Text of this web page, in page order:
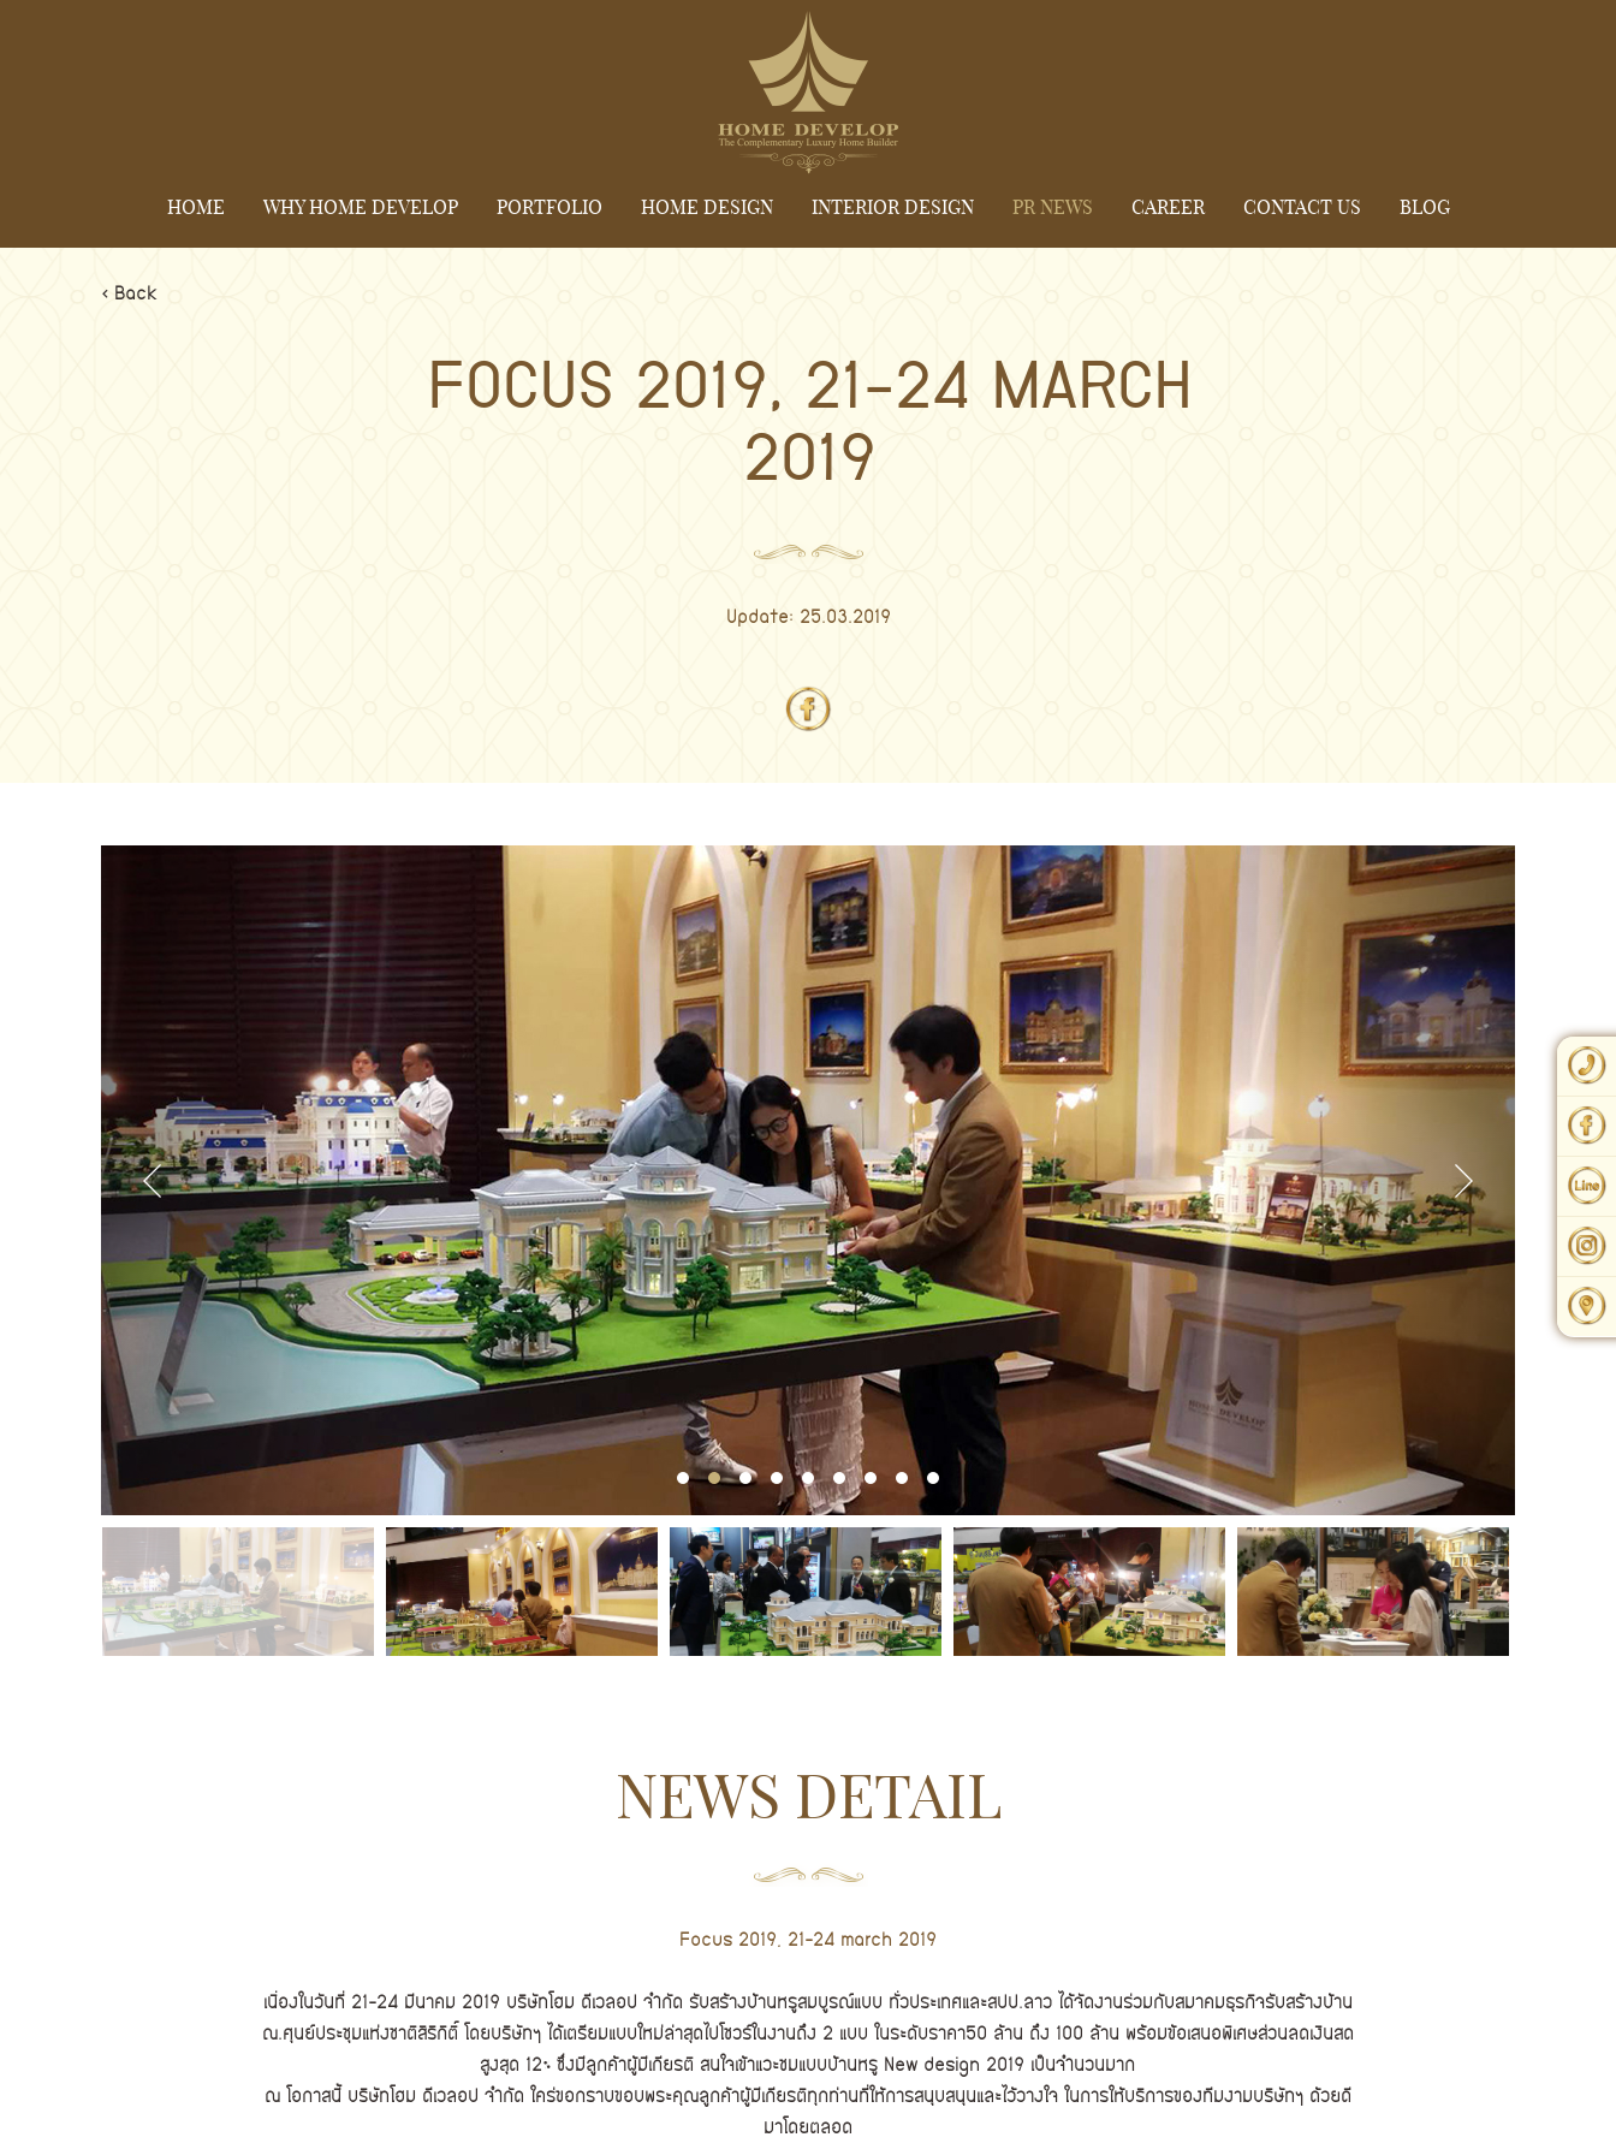
HOME WHY HOME DEVELOP PORTFOLIO HOME DESIGN INTERIOR DESIGN PR NEWS CAREER CONTACT US BLOG
< Back
FOCUS 2019, 21-24 MARCH
2019
Update: 25.03.2019
NEWS DETAIL
Focus 2019, 21-24 march 2019
เนื่องในวันที่ 21-24 มีนาคม 2019 บริษัทโฮม ดีเวลอป จำกัด รับสร้างบ้านหรูสมบูรณ์แบบ ทั่วประเทศและสปป.ลาว ได้จัดงานร่วมกับสมาคมธุรกิจรับสร้างบ้าน
ณ.ศุนย์ประชุมแห่งชาติสิริกิติ์ โดยบริษัทฯ ได้เตรียมแบบใหม่ล่าสุดไปโชวร์ในงานถึง 2 แบบ ในระดับราคา50 ล้าน ถึง 100 ล้าน พร้อมข้อเสนอพิเศษส่วนลดเงินสด
สูงสุด 12% ซึ่งมีลูกค้าผู้มีเกียรติ สนใจเข้าแวะชมแบบบ้านหรู New design 2019 เป็นจำนวนมาก
ณ โอกาสนี้ บริษัทโฮม ดีเวลอป จำกัด ใคร่ขอกราบขอบพระคุณลูกค้าผู้มีเกียรติทุกท่านที่ให้การสนุบสนุนและไว้วางใจ ในการให้บริการของทีมงามบริษัทฯ ด้วยดี
มาโดยตลอด